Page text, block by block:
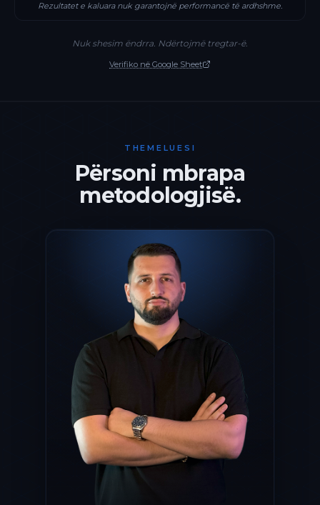
Rezultatet e kaluara nuk garantojnë performancë të ardhshme.
Nuk shesim ëndrra. Ndërtojmë tregtar-ë.
Verifiko në Google Sheet
THEMELUESI
Përsoni mbrapa
metodologjisë.